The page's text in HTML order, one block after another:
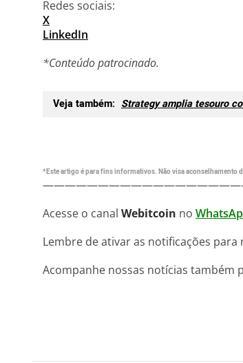
Redes sociais:
X
LinkedIn
*Conteúdo patrocinado.
Veja também: Strategy amplia tesouro
*Este artigo é para fins informativos. Não visa
Acesse o canal Webitcoin no
Lembre de ativar as notificações para
Acompanhe nossas notícias também